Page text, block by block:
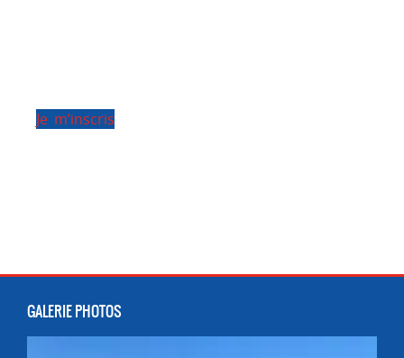
Je m’inscris
GALERIE PHOTOS